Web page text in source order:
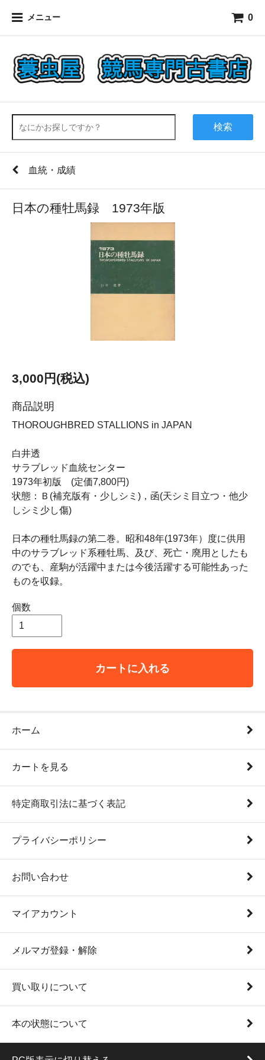
メニュー 0
検索
血統・成績
日本の種牡馬録 1973年版
3,000円(税込)
商品説明
THOROUGHBRED STALLIONS in JAPAN
白井透
サラブレッド血統センター
1973年初版 (定価7,800円)
状態：Ｂ(補充版有・少しシミ)，函(天シミ目立つ・他少
しシミ少し傷)
日本の種牡馬録の第二巻。昭和48年(1973年）度に供用
中のサラブレッド系種牡馬、及び、死亡・廃用としたも
のでも、産駒が活躍中または今後活躍する可能性あった
ものを収録。
個数
カートに入れる
ホーム
カートを見る
特定商取引法に基づく表記
プライバシーポリシー
お問い合わせ
マイアカウント
メルマガ登録・解除
買い取りについて
本の状態について